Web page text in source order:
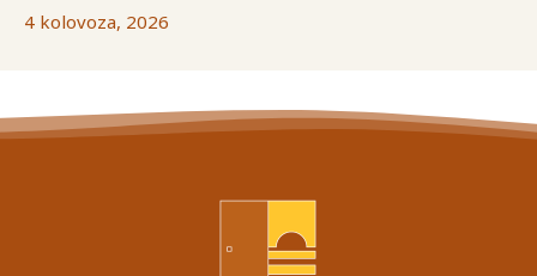
4 kolovoza, 2026